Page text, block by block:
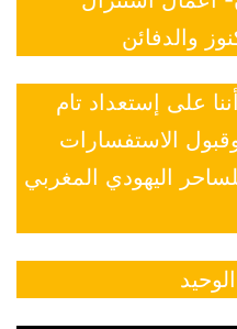
والدفائن
على إستعداد تام
الاستفسارات
اليهودي المغربي